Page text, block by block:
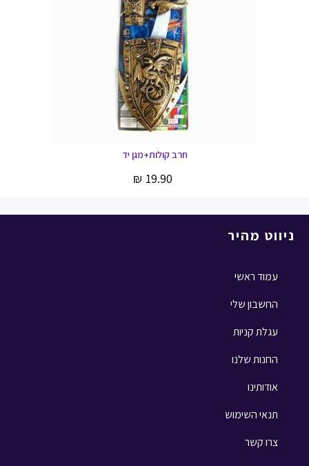
חרב קולות+מגן יד
₪ 19.90
ניווט מהיר
עמוד ראשי
החשבון שלי
עגלת קניות
החנות שלנו
אודותינו
תנאי השימוש
צרו קשר